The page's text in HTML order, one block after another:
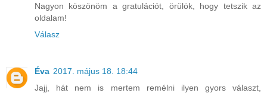
Nagyon köszönöm a gratulációt, örülök, hogy tetszik az
oldalam!
Válasz
Éva 2017. május 18. 18:44
Jajj, hát nem is mertem remélni ilyen gyors választ,